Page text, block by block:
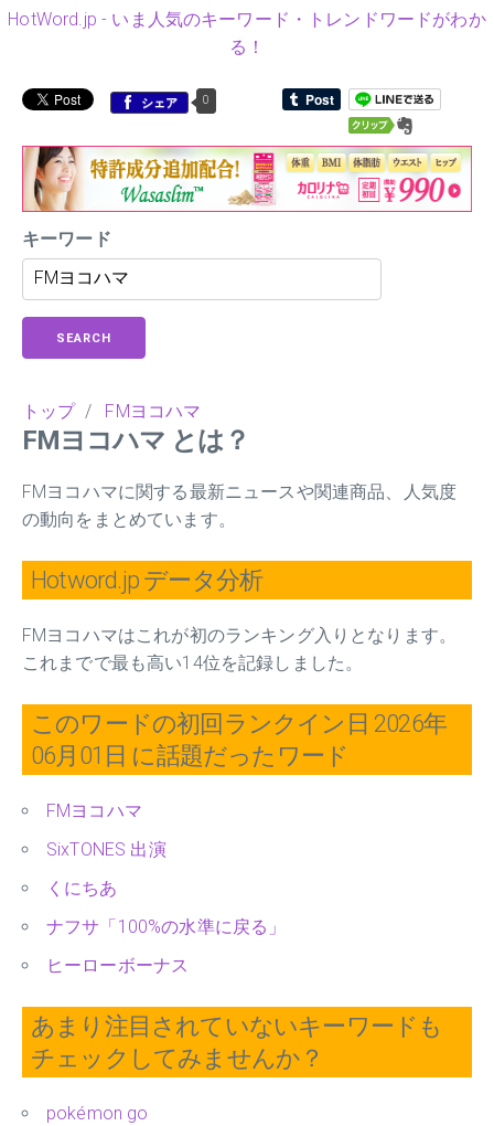
HotWord.jp - いま人気のキーワード・トレンドワードがわか
る！
シェア 0
キーワード
SEARCH
トップ/ FMヨコハマ
FMヨコハマ とは？
FMヨコハマに関する最新ニュースや関連商品、人気度
の動向をまとめています。
Hotword.jp データ分析
FMヨコハマはこれが初のランキング入りとなります。
これまでで最も高い14位を記録しました。
このワードの初回ランクイン日 2026年
06月01日 に話題だったワード
FMヨコハマ
SixTONES 出演
くにちあ
ナフサ「100%の水準に戻る」
ヒーローボーナス
あまり注目されていないキーワードも
チェックしてみませんか？
pokémon go